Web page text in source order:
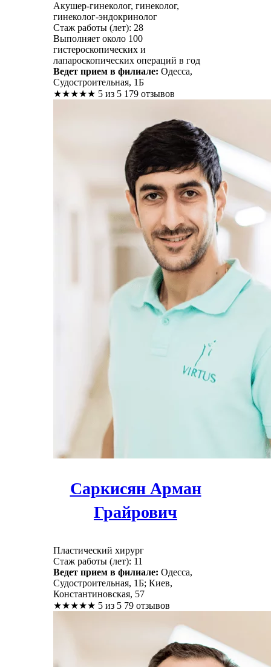
Акушер-гинеколог, гинеколог,
гинеколог-эндокринолог
Стаж работы (лет): 28
Выполняет около 100
гистероскопических и
лапароскопических операций в год
Ведет прием в филиале: Одесса,
Судостроительная, 1Б
★★★★★ 5 из 5 179 отзывов
Саркисян Арман
Грайрович
Пластический хирург
Стаж работы (лет): 11
Ведет прием в филиале: Одесса,
Судостроительная, 1Б; Киев,
Константиновская, 57
★★★★★ 5 из 5 79 отзывов